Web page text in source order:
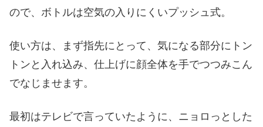
ので、ボトルは空気の入りにくいプッシュ式。
使い方は、まず指先にとって、気になる部分にトン
トンと入れ込み、仕上げに顔全体を手でつつみこん
でなじませます。
最初はテレビで言っていたように、ニョロっとした